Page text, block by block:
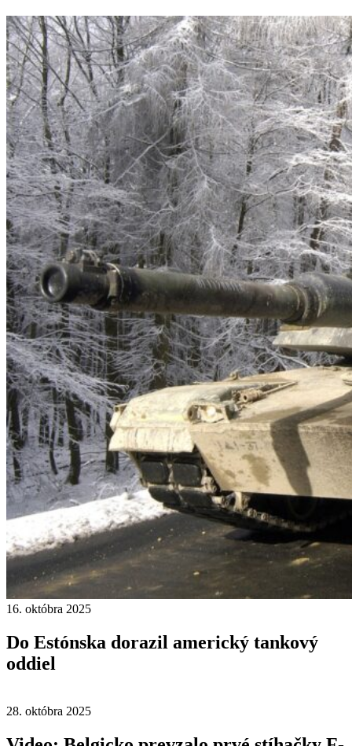
16. októbra 2025
Do Estónska dorazil americký tankový
oddiel
28. októbra 2025